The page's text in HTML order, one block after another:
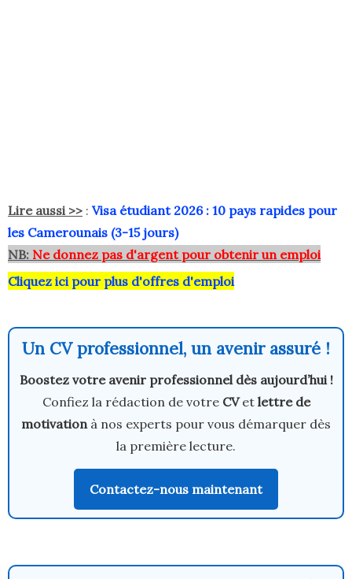
Lire aussi >> : Visa étudiant 2026 : 10 pays rapides pour
les Camerounais (3-15 jours)
NB: Ne donnez pas d'argent pour obtenir un emploi
Cliquez ici pour plus d'offres d'emploi
Un CV professionnel, un avenir assuré !
Boostez votre avenir professionnel dès aujourd’hui !
Confiez la rédaction de votre CVet lettre de
motivationà nos experts pour vous démarquer dès
la première lecture.
Contactez-nous maintenant